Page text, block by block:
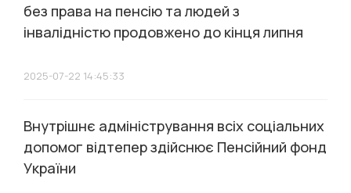
без права на пенсію та людей з
інвалідністю продовжено до кінця липня
2025-07-22 14:45:33
Внутрішнє адміністрування всіх соціальних
допомог відтепер здійснює Пенсійний фонд
України